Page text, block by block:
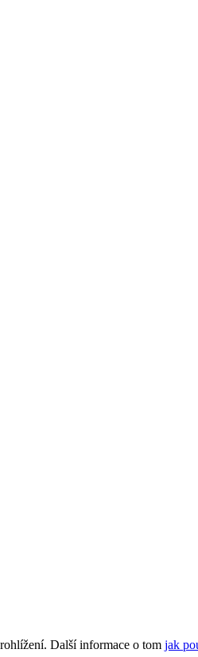
Další informace o tom jak